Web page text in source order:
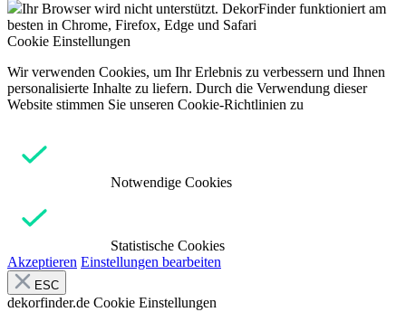
Ihr Browser wird nicht unterstützt. DekorFinder funktioniert am
besten in Chrome, Firefox, Edge und Safari
Cookie Einstellungen
Wir verwenden Cookies, um Ihr Erlebnis zu verbessern und Ihnen
personalisierte Inhalte zu liefern. Durch die Verwendung dieser
Website stimmen Sie unseren Cookie-Richtlinien zu
Notwendige Cookies
Statistische Cookies
Akzeptieren Einstellungen bearbeiten
ESC
dekorfinder.de Cookie Einstellungen